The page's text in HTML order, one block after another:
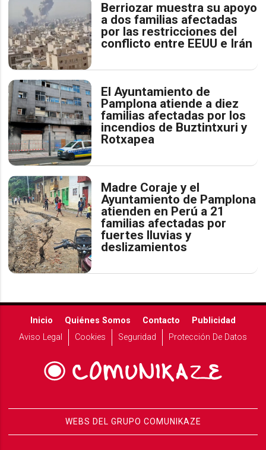
Berriozar muestra su apoyo
a dos familias afectadas
por las restricciones del
conflicto entre EEUU e Irán
El Ayuntamiento de
Pamplona atiende a diez
familias afectadas por los
incendios de Buztintxuri y
Rotxapea
Madre Coraje y el
Ayuntamiento de Pamplona
atienden en Perú a 21
familias afectadas por
fuertes lluvias y
deslizamientos
Inicio Quiénes Somos Contacto
Publicidad
Aviso Legal
Cookies Seguridad Protección De Datos
WEBS DEL GRUPO COMUNIKAZE